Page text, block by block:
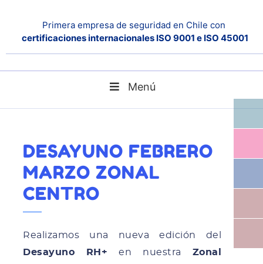
Primera empresa de seguridad en Chile con
certificaciones internacionales ISO 9001 e ISO 45001
Menú
DESAYUNO FEBRERO
MARZO ZONAL
CENTRO
Realizamos una nueva edición del
Desayuno RH+ en nuestra Zonal